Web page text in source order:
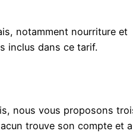
notamment nourriture et
inclus dans ce tarif.
nous vous proposons
trouve son compte et